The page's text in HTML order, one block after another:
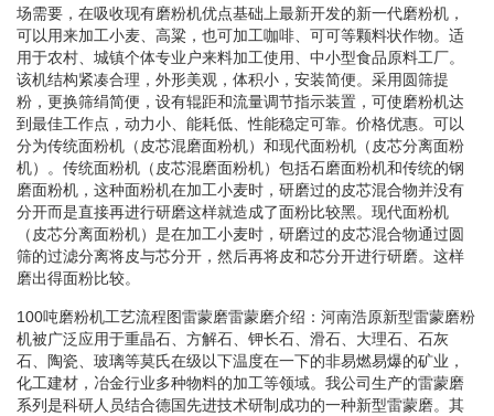
场需要，在吸收现有磨粉机优点基础上最新开发的新一代磨粉机，
可以用来加工小麦、高粱，也可加工咖啡、可可等颗料状作物。适
用于农村、城镇个体专业户来料加工使用、中小型食品原料工厂。
该机结构紧凑合理，外形美观，体积小，安装简便。采用圆筛提
粉，更换筛绢简便，设有辊距和流量调节指示装置，可使磨粉机达
到最佳工作点，动力小、能耗低、性能稳定可靠。价格优惠。可以
分为传统面粉机（皮芯混磨面粉机）和现代面粉机（皮芯分离面粉
机）。传统面粉机（皮芯混磨面粉机）包括石磨面粉机和传统的钢
磨面粉机，这种面粉机在加工小麦时，研磨过的皮芯混合物并没有
分开而是直接再进行研磨这样就造成了面粉比较黑。现代面粉机
（皮芯分离面粉机）是在加工小麦时，研磨过的皮芯混合物通过圆
筛的过滤分离将皮与芯分开，然后再将皮和芯分开进行研磨。这样
磨出得面粉比较。
100吨磨粉机工艺流程图雷蒙磨雷蒙磨介绍：河南浩原新型雷蒙磨粉
机被广泛应用于重晶石、方解石、钾长石、滑石、大理石、石灰
石、陶瓷、玻璃等莫氏在级以下温度在一下的非易燃易爆的矿业，
化工建材，冶金行业多种物料的加工等领域。我公司生产的雷蒙磨
系列是科研人员结合德国先进技术研制成功的一种新型雷蒙磨。其